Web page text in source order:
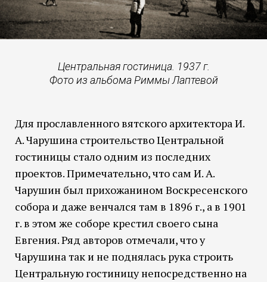
Центральная гостиница. 1937 г.
Фото из альбома Риммы Лаптевой
Для прославленного вятского архитектора И.
А. Чарушина строительство Центральной
гостиницы стало одним из последних
проектов. Примечательно, что сам И. А.
Чарушин был прихожанином Воскресенского
собора и даже венчался там в 1896 г., а в 1901
г. в этом же соборе крестил своего сына
Евгения. Ряд авторов отмечали, что у
Чарушина так и не поднялась рука строить
Центральную гостиницу непосредственно на